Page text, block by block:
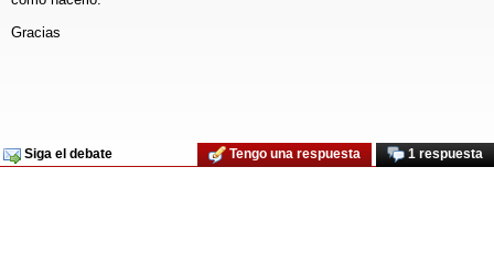
Gracias
Siga el debate 1 respuesta
Tengo una respuesta